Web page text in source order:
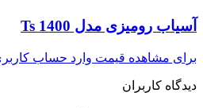
آسیاب رومیزی مدل Ts 1400
برای مشاهده قیمت وارد حساب
دیدگاه کاربران